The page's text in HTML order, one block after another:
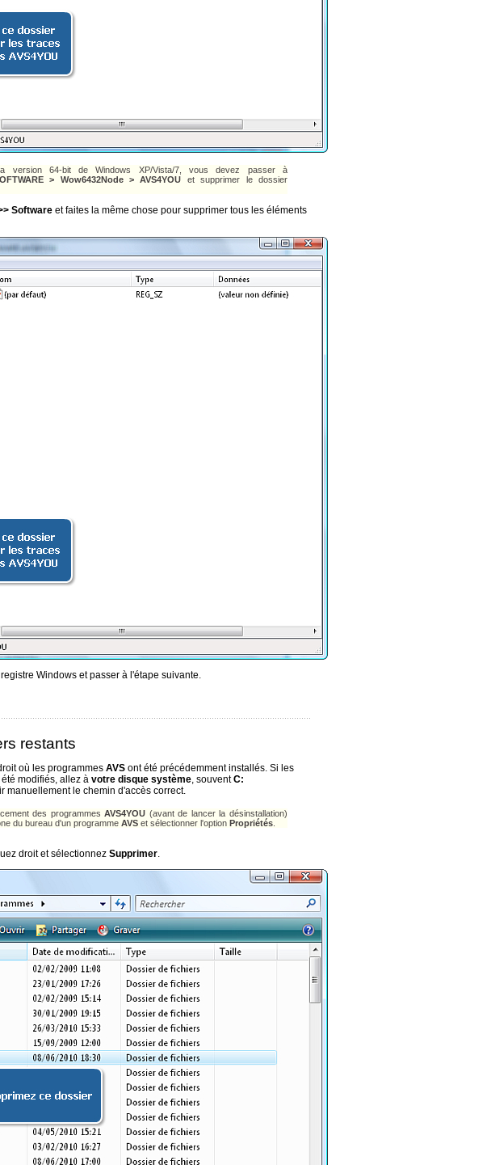
version 64-bit de Windows XP/Vista/7, vous devez passer à
> Wow6432Node > AVS4YOU et supprimer le dossier
Software et faites la même chose pour supprimer tous les éléments
Windows et passer à l'étape suivante.
restants
où les programmes AVS ont été précédemment installés. Si les
modifiés, allez à votre disque système, souventC:
manuellement le chemin d'accès correct.
des programmesAVS4YOU (avant de lancer la désinstallation)
du bureau d'un programme AVS et sélectionner l'option Propriétés
droit et sélectionnez Supprimer.